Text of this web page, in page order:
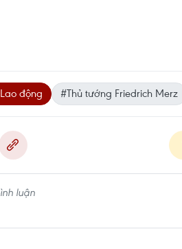
động #Thủ tướng Friedrich Merz